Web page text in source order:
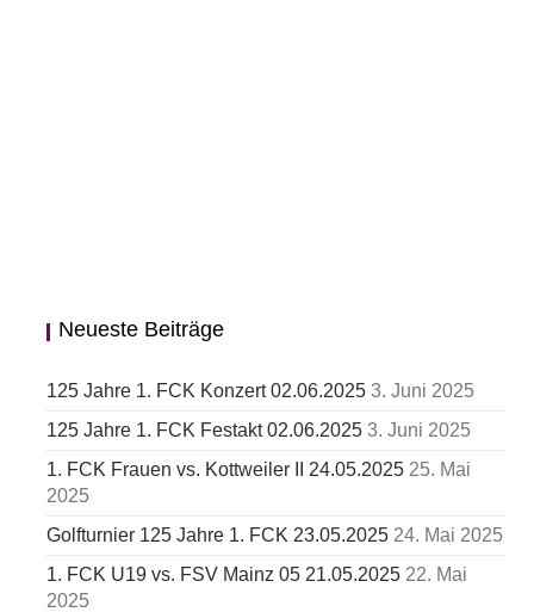
Neueste Beiträge
125 Jahre 1. FCK Konzert 02.06.2025 3. Juni 2025
125 Jahre 1. FCK Festakt 02.06.2025 3. Juni 2025
1. FCK Frauen vs. Kottweiler II 24.05.2025 25. Mai
2025
Golfturnier 125 Jahre 1. FCK 23.05.2025 24. Mai 2025
1. FCK U19 vs. FSV Mainz 05 21.05.2025 22. Mai
2025